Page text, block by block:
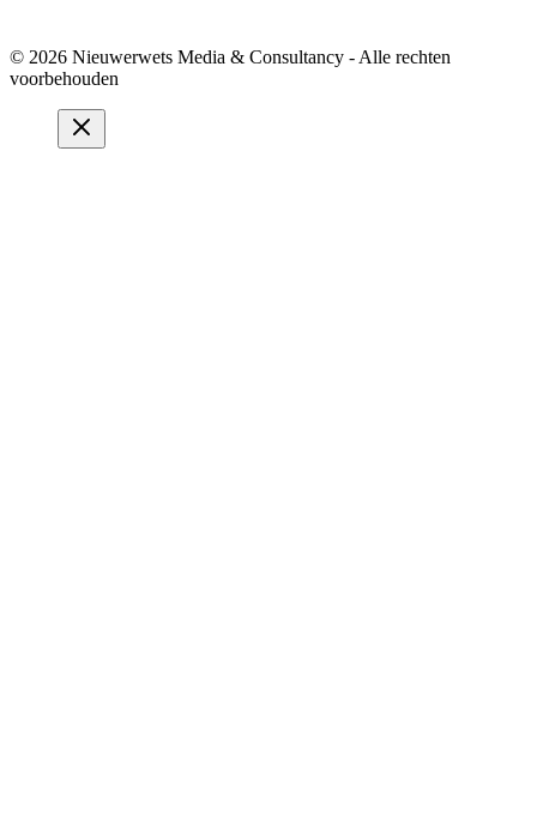
© 2026 Nieuwerwets Media & Consultancy - Alle rechten
voorbehouden